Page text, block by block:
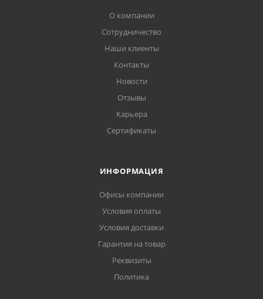
О компании
Сотрудничество
Наши клиенты
Контакты
Новости
Отзывы
Карьера
Сертификаты
ИНФОРМАЦИЯ
Офисы компании
Условия оплаты
Условия доставки
Гарантия на товар
Реквизиты
Политика